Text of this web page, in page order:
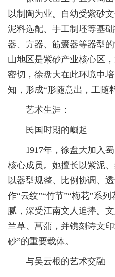
以制陶为业。自幼受紫砂
泥料选配、手工制坯等基
器、方器、筋囊器等器型
山地区是紫砂产业核心区
密切，徐盘大在此环境中
知，形成“形随意出，工随
艺术生涯：
民国时期的崛起
1917年，徐盘大加入蜀
核心成员。她擅长以紫泥
以器型规整、比例协调、
作“云纹”“竹节”“梅花”系
腻，深受江南文人追捧。
兰草、菖蒲，并镌刻诗文
砂”的重要载体。
与吴云根的艺术交融